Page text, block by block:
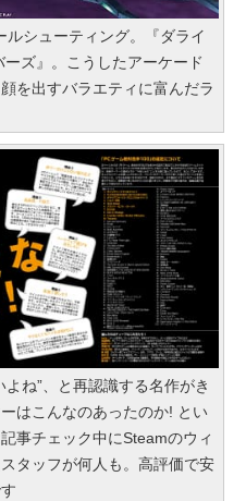
シューティング。『ダライ
ズ』。こうしたアーケード
を出すバラエティに富んだラ
ね”、と再認識する名作がき
はこんなのあったのか! とい
事チェック中にSteamのウィ
タッフが何人も。高評価で安